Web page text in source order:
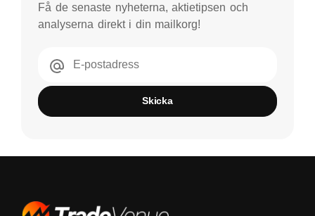
Få de senaste nyheterna, aktietipsen och
analyserna direkt i din mailkorg!
E-postadress
Skicka